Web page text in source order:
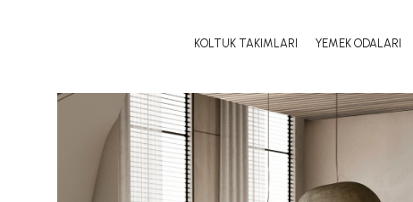
KOLTUK TAKIMLARI YEMEK ODALARI